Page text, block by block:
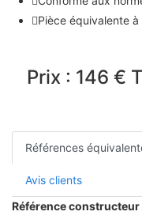
Pièce équivalente à
Prix : 146 €
Références
Avis clients
Référence constructeur